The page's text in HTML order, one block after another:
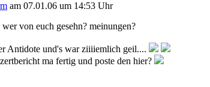
am 07.01.06 um 14:53 Uhr
von euch gesehn? meinungen?
Antidote und's war ziiiiemlich geil....
ma fertig und poste den hier?